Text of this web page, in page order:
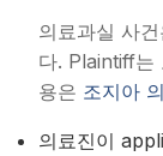
의료과실 사
다. Plaintiff는
용은 조지아
의료진이